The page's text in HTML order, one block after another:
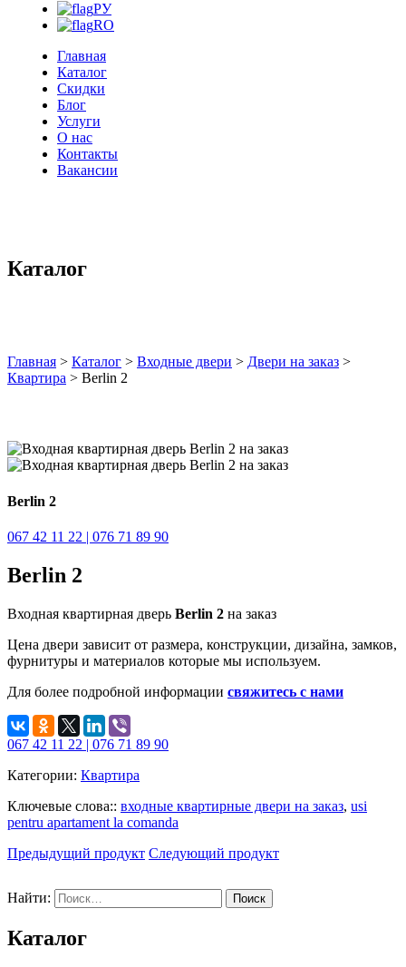
РУ
RO
Главная
Каталог
Скидки
Блог
Услуги
О нас
Контакты
Вакансии
Каталог
Главная > Каталог > Входные двери > Двери на заказ >
Квартира > Berlin 2
Berlin 2
067 42 11 22 | 076 71 89 90
Berlin 2
Входная квартирная дверь Berlin 2 на заказ
Цена двери зависит от размера, конструкции, дизайна, замков,
фурнитуры и материалов которые мы используем.
Для более подробной информации свяжитесь с нами
067 42 11 22 | 076 71 89 90
Категории: Квартира
Ключевые слова:: входные квартирные двери на заказ, usi
pentru apartament la comanda
Предыдущий продукт Следующий продукт
Найти:
Каталог